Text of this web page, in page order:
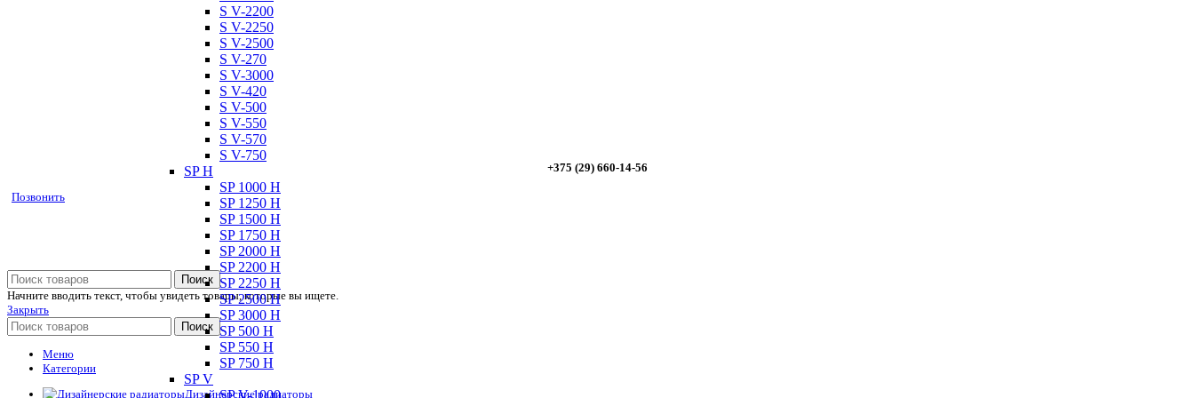
S V-2200
S V-2250
S V-2500
S V-270
S V-3000
S V-420
S V-500
S V-550
S V-570
S V-750
SP H
SP 1000 H
SP 1250 H
SP 1500 H
SP 1750 H
SP 2000 H
SP 2200 H
SP 2250 H
SP 2500 H
SP 3000 H
SP 500 H
SP 550 H
SP 750 H
SP V
SP V-1000
наличии и под заказ;
Позвоните сейчас и получите скидку от 5%
+375 (29) 660-14-56
Позвонить
Поиск
Начните вводить текст, чтобы увидеть товары, которые вы ищете.
Закрыть
Поиск
Меню
Категории
Дизайнерские радиаторы